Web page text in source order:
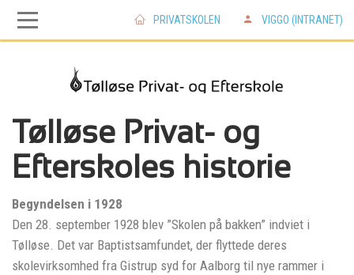
Skip
main
navigation
Skip
main
content
PRIVATSKOLEN VIGGO (INTRANET)
Tølløse Privat- og
Efterskoles historie
Begyndelsen i 1928
Den 28. september 1928 blev ”Skolen på bakken” indviet i
Tølløse. Det var Baptistsamfundet, der flyttede deres
skolevirksomhed fra Gistrup syd for Aalborg til nye rammer i